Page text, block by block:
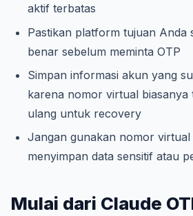
aktif terbatas
Pastikan platform tujuan Anda
benar sebelum meminta OTP
Simpan informasi akun yang
karena nomor virtual biasanya
ulang untuk recovery
Jangan gunakan nomor
menyimpan data sensitif atau
Mulai dari Claude